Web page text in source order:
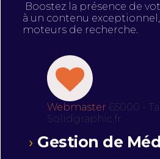
Boostez la présence de
à un contenu
moteurs de recherche.
Webmaster 65000 -
Solidgraphic.fr
Gestion de